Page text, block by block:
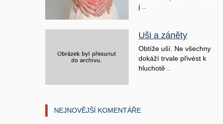
j ..
Uši a záněty
Obtíže uší. Ne všechny
dokáží trvale přivést k
hluchotě ..
NEJNOVĚJŠÍ KOMENTÁŘE